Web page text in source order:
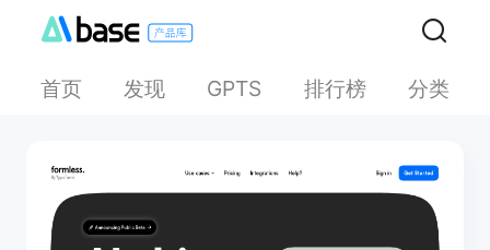
首页 发现 GPTS 排行榜 分类